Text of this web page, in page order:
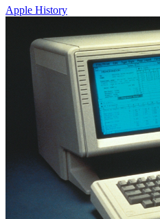
Apple History